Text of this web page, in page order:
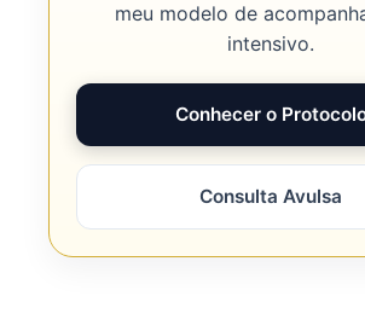
meu modelo de
intensivo.
Conhecer o
Consulta Avulsa